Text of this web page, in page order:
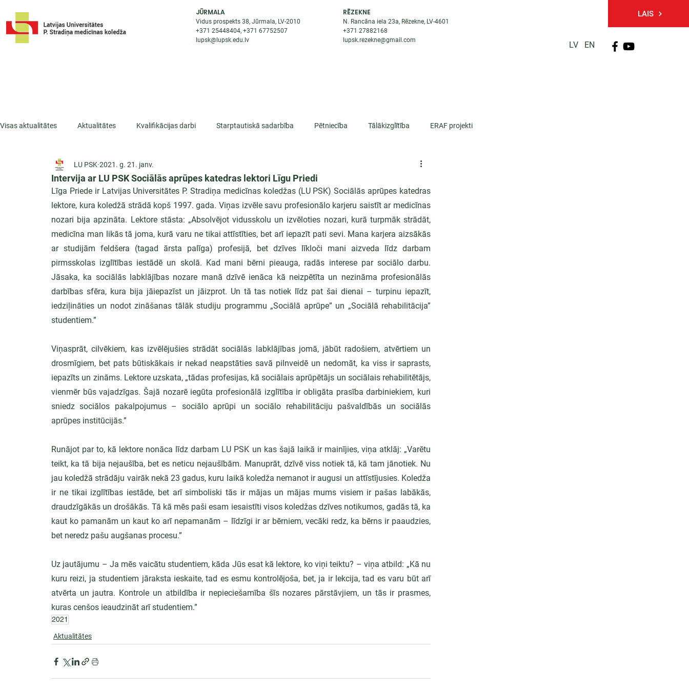
JŪRMALA
Vidus prospekts 38, Jūrmala, LV-2010
+371 25448404, +37167752507
lupsk@lupsk.edu.lv
RĒZEKNE
N. Rancāna iela 23a, Rēzekne, LV-4601
+37127882168
lupsk.rezekne@gmail.com
LAIS
LV EN
Visas aktualitātes Aktualitātes Kvalifikācijas darbi Starptautiskā sadarbība Pētniecība Tālākizglītība ERAF projekti
ESF projekti Iepazīsti profesiju
Intervija ar LU PSK Sociālās aprūpes katedras lektori Līgu Priedi
LU PSK 2021. g. 21. janv.
Līga Priede ir Latvijas Universitātes P. Stradiņa medicīnas koledžas (LU PSK) Sociālās aprūpes katedras
lektore, kura koledžā strādā kopš 1997. gada. Viņas izvēle savu profesionālo karjeru saistīt ar medicīnas
nozari bija apzināta. Lektore stāsta: „Absolvējot vidusskolu un izvēloties nozari, kurā turpmāk strādāt,
medicīna man likās tā joma, kurā varu ne tikai attīstīties, bet arī iepazīt pati sevi. Mana karjera aizsākās
ar studijām feldšera (tagad ārsta palīga) profesijā, bet dzīves līkloči mani aizveda līdz darbam
pirmsskolas izglītības iestādē un skolā. Kad mani bērni pieauga, radās interese par sociālo darbu.
Jāsaka, ka sociālās labklājības nozare manā dzīvē ienāca kā neizpētīta un nezināma profesionālās
darbības sfēra, kura bija jāiepazīst un jāizprot. Un tā tas notiek līdz pat šai dienai – turpinu iepazīt,
iedziļināties un nodot zināšanas tālāk studiju programmu „Sociālā aprūpe” un „Sociālā rehabilitācija”
studentiem.”
Viņasprāt, cilvēkiem, kas izvēlējušies strādāt sociālās labklājības jomā, jābūt radošiem, atvērtiem un
drosmīgiem, bet pats būtiskākais ir nekad neapstāties savā pilnveidē un nedomāt, ka viss ir saprasts,
iepazīts un zināms. Lektore uzskata, „tādas profesijas, kā sociālais aprūpētājs un sociālais rehabilitētājs,
vienmēr būs vajadzīgas. Šajā nozarē iegūta profesionālā izglītība ir obligāta prasība darbiniekiem, kuri
sniedz sociālos pakalpojumus – sociālo aprūpi un sociālo rehabilitāciju pašvaldībās un sociālās
aprūpes institūcijās.”
Runājot par to, kā lektore nonāca līdz darbam LU PSK un kas šajā laikā ir mainījies, viņa atklāj: „Varētu
teikt, ka tā bija nejaušība, bet es neticu nejaušībām. Manuprāt, dzīvē viss notiek tā, kā tam jānotiek. Nu
jau koledžā strādāju vairāk nekā 23 gadus, kuru laikā koledža nemanot ir augusi un attīstījusies. Koledža
ir ne tikai izglītības iestāde, bet arī simboliski tās ir mājas un mājas mums visiem ir pašas labākās,
draudzīgākās un drošākās. Tā kā mēs paši esam iesaistīti visos koledžas dzīves notikumos, gadās tā, ka
kaut ko pamanām un kaut ko arī nepamanām – līdzīgi ir ar bērniem, vecāki redz, ka bērns ir paaudzies,
bet neredz pašu augšanas procesu.”
Uz jautājumu – Ja mēs vaicātu studentiem, kāda Jūs esat kā lektore, ko viņi teiktu? – viņa atbild: „Kā nu
kuru reizi, ja studentiem jāraksta ieskaite, tad es esmu kontrolējoša, bet, ja ir lekcija, tad es varu būt arī
atvērta un jautra. Kontrole un atbildība ir nepieciešamība šīs nozares pārstāvjiem, un tās ir prasmes,
kuras cenšos ieaudzināt arī studentiem.”
2021
Aktualitātes